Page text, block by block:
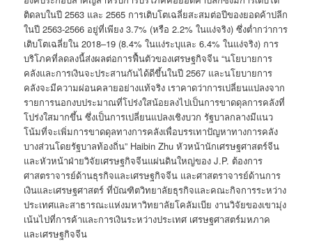
ติดลบในปี 2563 และ 2565 การเติบโตเฉลี่ยสะสมต่อปีของยอดค้าปลีก
ในปี 2563-2566 อยู่ที่เพียง 3.7% (หรือ 2.2% ในแง่จริง) ซึ่งต่ำกว่าการ
เติบโตเฉลี่ยใน 2018–19 (8.4% ในแง่ระบุและ 6.4% ในแง่จริง) การ
บริโภคที่ลดลงนี้ส่งผลต่อการฟื้นตัวของเศรษฐกิจจีน “นโยบายการ
คลังและการเงินจะประสานกันได้ดีขึ้นในปี 2567 และนโยบายการ
คลังจะมีความผ่อนคลายอย่างแท้จริง เราคาดว่าการเปลี่ยนแปลงจาก
รายการนอกงบประมาณที่โปร่งใสน้อยลงไปเป็นการขาดดุลการคลังที่
โปร่งใสมากขึ้น ซึ่งเป็นการเปลี่ยนแปลงเชิงบวก รัฐบาลกลางมีแนว
โน้มที่จะเพิ่มการขาดดุลทางการคลังเพื่อบรรเทาปัญหาทางการคลัง
บางส่วนโดยรัฐบาลท้องถิ่น” Haibin Zhu หัวหน้านักเศรษฐศาสตร์จีน
และหัวหน้าฝ่ายวิจัยเศรษฐกิจจีนแผ่นดินใหญ่ของ J.P. ต้องการ
ศาสตราจารย์ด้านธุรกิจและเศรษฐกิจจีน และศาสตราจารย์ด้านการ
เงินและเศรษฐศาสตร์ ที่บัณฑิตวิทยาลัยธุรกิจและคณะกิจการระหว่าง
ประเทศและสาธารณะแห่งมหาวิทยาลัยโคลัมเบีย งานวิจัยของเขามุ่ง
เน้นไปที่การค้าและการเงินระหว่างประเทศ เศรษฐศาสตร์มหภาค
และเศรษฐกิจจีน